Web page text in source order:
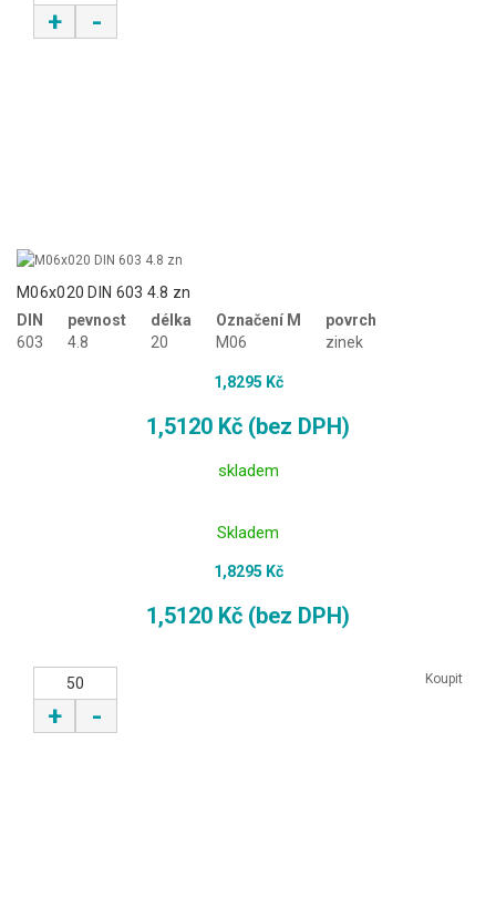
+ -
M06x020 DIN 603 4.8 zn
DIN
603
pevnost
4.8
délka
20
Označení M
M06
povrch
zinek
1,8295 Kč
1,5120 Kč (bez DPH)
skladem
Skladem
1,8295 Kč
1,5120 Kč (bez DPH)
+ -
Koupit